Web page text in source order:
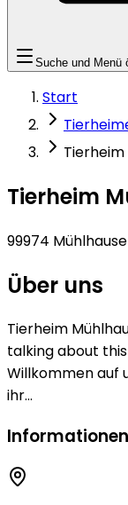
Suche und Menü
Start
Tierheim
99974
Über uns
Tierheim
talking about this
Willkommen auf
ihr...